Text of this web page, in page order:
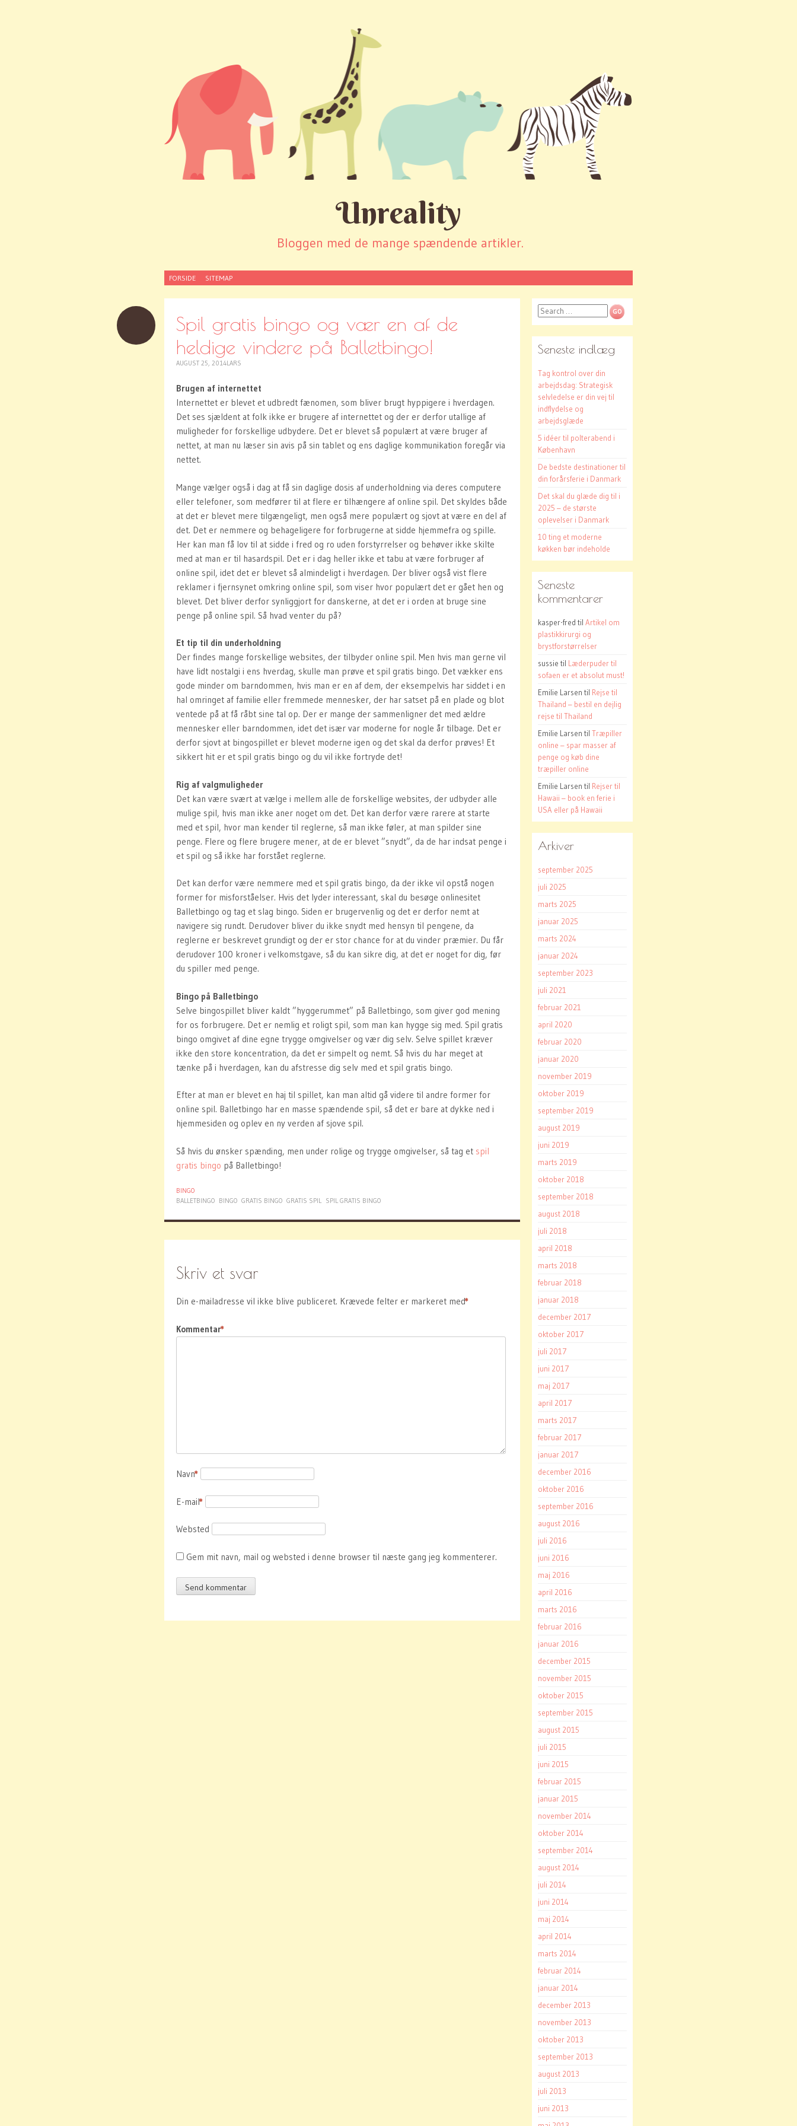
Unreality
Bloggen med de mange spændende artikler.
SKIP
CONTENT
FORSIDE SITEMAP
Spil gratis bingo og vær en af de
heldige vindere på Balletbingo!
AUGUST 25, 2014LARS
Brugen af internettet
Internettet er blevet et udbredt fænomen, som bliver brugt hyppigere i hverdagen.
Det ses sjældent at folk ikke er brugere af internettet og der er derfor utallige af
muligheder for forskellige udbydere. Det er blevet så populært at være bruger af
nettet, at man nu læser sin avis på sin tablet og ens daglige kommunikation foregår via
nettet.
Mange vælger også i dag at få sin daglige dosis af underholdning via deres computere
eller telefoner, som medfører til at flere er tilhængere af online spil. Det skyldes både
at det er blevet mere tilgængeligt, men også mere populært og sjovt at være en del af
det. Det er nemmere og behageligere for forbrugerne at sidde hjemmefra og spille.
Her kan man få lov til at sidde i fred og ro uden forstyrrelser og behøver ikke skilte
med at man er til hasardspil. Det er i dag heller ikke et tabu at være forbruger af
online spil, idet det er blevet så almindeligt i hverdagen. Der bliver også vist flere
reklamer i fjernsynet omkring online spil, som viser hvor populært det er gået hen og
blevet. Det bliver derfor synliggjort for danskerne, at det er i orden at bruge sine
penge på online spil. Så hvad venter du på?
Et tip til din underholdning
Der findes mange forskellige websites, der tilbyder online spil. Men hvis man gerne vil
have lidt nostalgi i ens hverdag, skulle man prøve et spil gratis bingo. Det vækker ens
gode minder om barndommen, hvis man er en af dem, der eksempelvis har siddet i en
hal omringet af familie eller fremmede mennesker, der har satset på en plade og blot
ventede på at få råbt sine tal op. Der er mange der sammenligner det med ældre
mennesker eller barndommen, idet det især var moderne for nogle år tilbage. Det er
derfor sjovt at bingospillet er blevet moderne igen og det skal da derfor prøves! Et
sikkert hit er et spil gratis bingo og du vil ikke fortryde det!
Rig af valgmuligheder
Det kan være svært at vælge i mellem alle de forskellige websites, der udbyder alle
mulige spil, hvis man ikke aner noget om det. Det kan derfor være rarere at starte
med et spil, hvor man kender til reglerne, så man ikke føler, at man spilder sine
penge. Flere og flere brugere mener, at de er blevet ”snydt”, da de har indsat penge i
et spil og så ikke har forstået reglerne.
Det kan derfor være nemmere med et spil gratis bingo, da der ikke vil opstå nogen
former for misforståelser. Hvis det lyder interessant, skal du besøge onlinesitet
Balletbingo og tag et slag bingo. Siden er brugervenlig og det er derfor nemt at
navigere sig rundt. Derudover bliver du ikke snydt med hensyn til pengene, da
reglerne er beskrevet grundigt og der er stor chance for at du vinder præmier. Du får
derudover 100 kroner i velkomstgave, så du kan sikre dig, at det er noget for dig, før
du spiller med penge.
Bingo på Balletbingo
Selve bingospillet bliver kaldt ”hyggerummet” på Balletbingo, som giver god mening
for os forbrugere. Det er nemlig et roligt spil, som man kan hygge sig med. Spil gratis
bingo omgivet af dine egne trygge omgivelser og vær dig selv. Selve spillet kræver
ikke den store koncentration, da det er simpelt og nemt. Så hvis du har meget at
tænke på i hverdagen, kan du afstresse dig selv med et spil gratis bingo.
Efter at man er blevet en haj til spillet, kan man altid gå videre til andre former for
online spil. Balletbingo har en masse spændende spil, så det er bare at dykke ned i
hjemmesiden og oplev en ny verden af sjove spil.
Så hvis du ønsker spænding, men under rolige og trygge omgivelser, så tag et spil
gratis bingo på Balletbingo!
BINGO
BALLETBINGO BINGO GRATIS BINGO GRATIS SPIL SPIL GRATIS BINGO
Skriv et svar
Din e-mailadresse vil ikke blive publiceret. Krævede felter er markeret med
*
Kommentar
*
Navn
*
E-mail
*
Websted
Gem mit navn, mail og websted i denne browser til næste gang jeg kommenterer.
Search
Seneste indlæg
Tag kontrol over din
arbejdsdag: Strategisk
selvledelse er din vej til
indflydelse og
arbejdsglæde
5 idéer til polterabend i
København
De bedste destinationer til
din forårsferie i Danmark
Det skal du glæde dig til i
2025 – de største
oplevelser i Danmark
10 ting et moderne
køkken bør indeholde
Seneste
kommentarer
kasper-fred til Artikel om
plastikkirurgi og
brystforstørrelser
sussie til Læderpuder til
sofaen er et absolut must!
Emilie Larsen til Rejse til
Thailand – bestil en dejlig
rejse til Thailand
Emilie Larsen til Træpiller
online – spar masser af
penge og køb dine
træpiller online
Emilie Larsen til Rejser til
Hawaii – book en ferie i
USA eller på Hawaii
Arkiver
september 2025
juli 2025
marts 2025
januar 2025
marts 2024
januar 2024
september 2023
juli 2021
februar 2021
april 2020
februar 2020
januar 2020
november 2019
oktober 2019
september 2019
august 2019
juni 2019
marts 2019
oktober 2018
september 2018
august 2018
juli 2018
april 2018
marts 2018
februar 2018
januar 2018
december 2017
oktober 2017
juli 2017
juni 2017
maj 2017
april 2017
marts 2017
februar 2017
januar 2017
december 2016
oktober 2016
september 2016
august 2016
juli 2016
juni 2016
maj 2016
april 2016
marts 2016
februar 2016
januar 2016
december 2015
november 2015
oktober 2015
september 2015
august 2015
juli 2015
juni 2015
februar 2015
januar 2015
november 2014
oktober 2014
september 2014
august 2014
juli 2014
juni 2014
maj 2014
april 2014
marts 2014
februar 2014
januar 2014
december 2013
november 2013
oktober 2013
september 2013
august 2013
juli 2013
juni 2013